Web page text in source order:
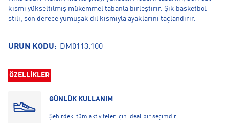
kısmı yükseltilmiş mükemmel tabanla birleştirir. Şık basketbol
stili, son derece yumuşak dil kısmıyla ayaklarını taçlandırır.
ÜRÜN KODU: DM0113.100
ÖZELLİKLER
GÜNLÜK KULLANIM
Şehirdeki tüm aktiviteler için ideal bir seçimdir.